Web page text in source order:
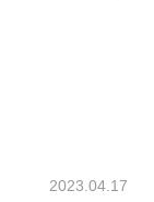
、晶肤两个品
院。
通过并购，进
入与利润规模
2023.04.17